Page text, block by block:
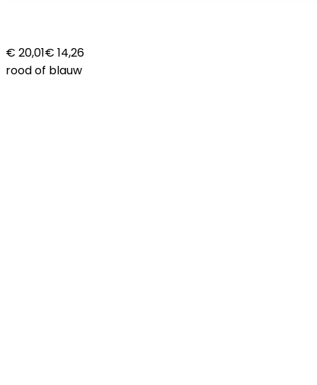
€ 20,01€ 14,26
rood of blauw